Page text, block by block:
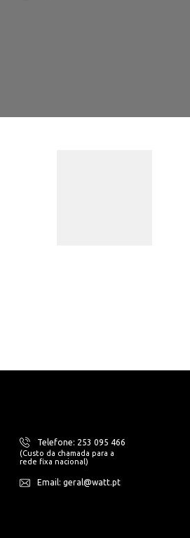
Telefone: 253 095 466
(Custo da chamada para a
rede fixa nacional)
Email: geral@watt.pt